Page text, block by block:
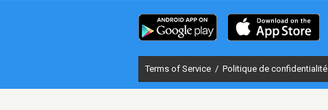
Terms of Service / Politique de confidentialité